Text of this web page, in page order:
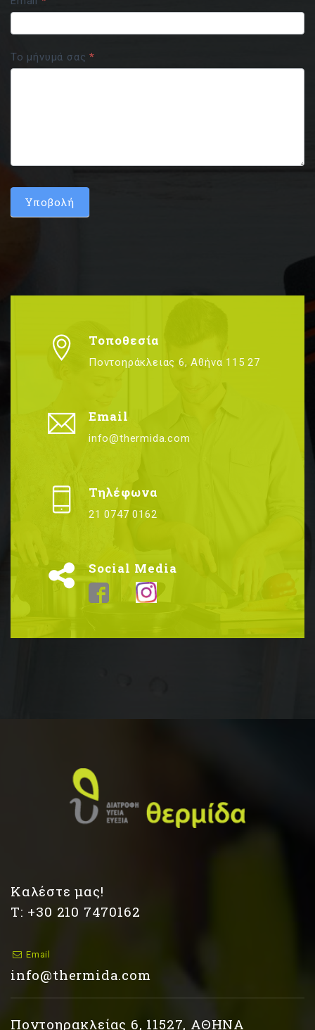
Το μήνυμά σας*
Υποβολή
Τοποθεσία
Ποντοηράκλειας 6, Αθήνα 115 27
Email
info@thermida.com
Τηλέφωνα
21 0747 0162
Social Media
Καλέστε μας!
Τ: +30 210 7470162
Email
info@thermida.com
Ποντοηρακλείας 6, 11527, ΑΘΗΝΑ